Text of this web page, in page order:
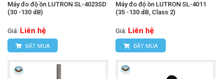
Máy đo độ ồn LUTRON SL-4023SD
(30 -130 dB)
Giá: Liên hệ
ĐẶT MUA
Máy đo độ ồn LUTRON SL-4011
(35 -130 dB, Class 2)
Giá: Liên hệ
ĐẶT MUA